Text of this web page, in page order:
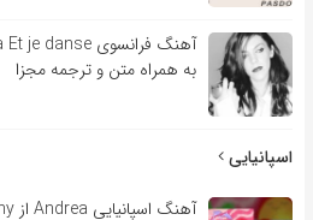
به همراه متن و ترجمه مجزا
اسپانیایی